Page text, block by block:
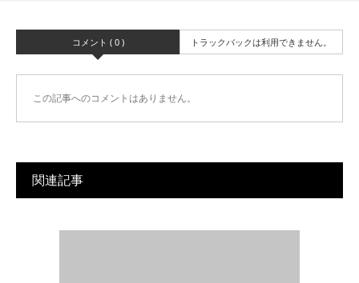
コメント ( 0 ) トラックバックは利用できません。
この記事へのコメントはありません。
関連記事